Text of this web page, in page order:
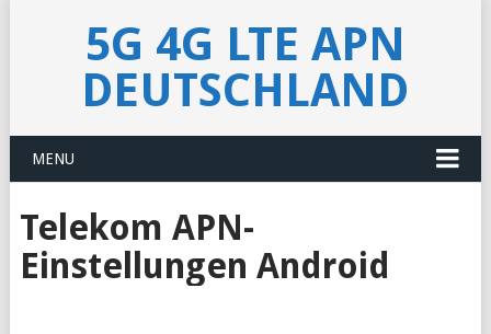
5G 4G LTE APN
DEUTSCHLAND
MENU
Telekom APN-
Einstellungen Android